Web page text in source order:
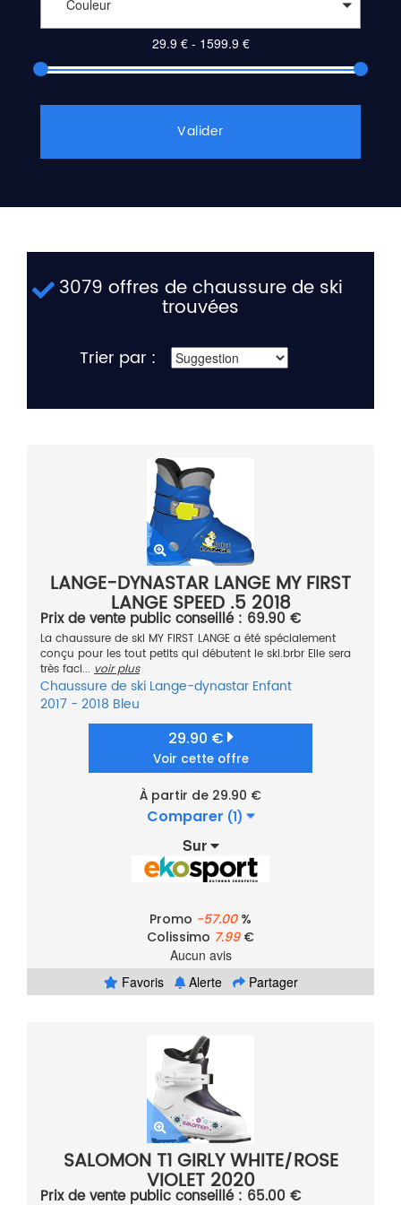
Couleur
Valider
3079 offres de chaussure de ski
trouvées
Trier par :
LANGE-DYNASTAR LANGE MY FIRST
LANGE SPEED .5 2018
Prix de vente public conseillé : 69.90 €
La chaussure de ski MY FIRST LANGE a été spécialement
conçu pour les tout petits qui débutent le ski.brbr Elle sera
très faci... voir plus
Chaussure de ski Lange-dynastar Enfant
2017 - 2018 Bleu
29.90 €
Voir cette offre
À partir de 29.90 €
Comparer (1)
Sur
Promo -57.00%
Colissimo 7.99€
Aucun avis
Favoris
Alerte Partager
SALOMON T1 GIRLY WHITE/ROSE
VIOLET 2020
Prix de vente public conseillé : 65.00 €